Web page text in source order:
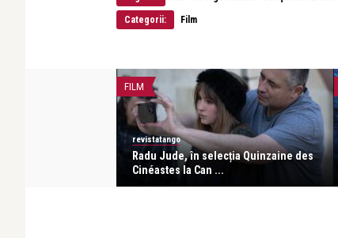
Categorii: Film
FILM
revistatango
Radu Jude, în selecția Quinzaine des
Cinéastes la Can ...